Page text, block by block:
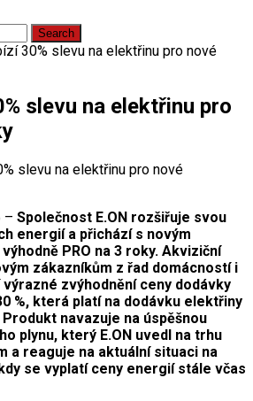
30% slevu na elektřinu pro nové
slevu na elektřinu pro
– Společnost E.ON rozšiřuje svou
energií a přichází s novým
PRO na 3 roky. Akviziční
zákazníkům z řad domácností i
zvýhodnění ceny dodávky
%, která platí na dodávku elektřiny
navazuje na úspěšnou
plynu, který E.ON uvedl na trhu
a reaguje na aktuální situaci na
se vyplatí ceny energií stále včas